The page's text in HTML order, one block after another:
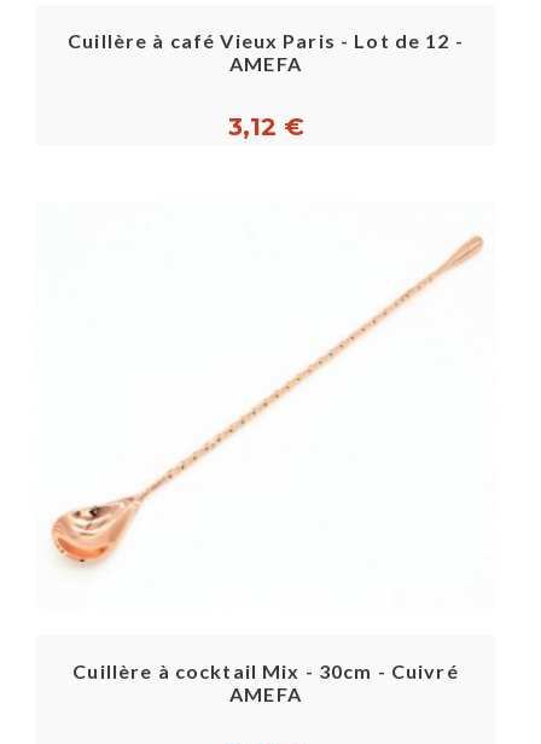
Cuillère à café Vieux Paris - Lot de 12 -
AMEFA
3,12 €
Cuillère à cocktail Mix - 30cm - Cuivré
AMEFA